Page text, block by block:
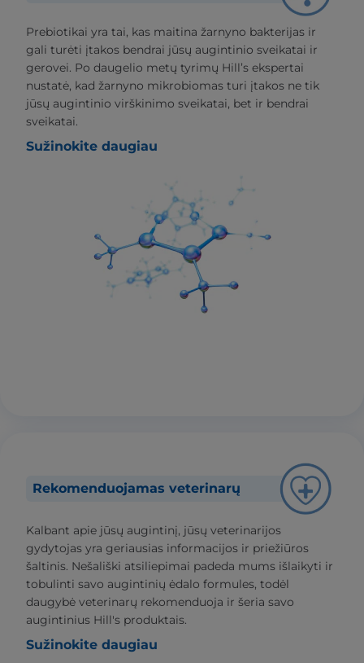
Prebiotikai yra tai, kas maitina žarnyno bakterijas ir
gali turėti įtakos bendrai jūsų augintinio sveikatai ir
gerovei. Po daugelio metų tyrimų Hill’s ekspertai
nustatė, kad žarnyno mikrobiomas turi įtakos ne tik
jūsų augintinio virškinimo sveikatai, bet ir bendrai
sveikatai.
Sužinokite daugiau
Rekomenduojamas veterinarų
Kalbant apie jūsų augintinį, jūsų veterinarijos
gydytojas yra geriausias informacijos ir priežiūros
šaltinis. Nešališki atsiliepimai padeda mums išlaikyti ir
tobulinti savo augintinių ėdalo formules, todėl
daugybė veterinarų rekomenduoja ir šeria savo
augintinius Hill's produktais.
Sužinokite daugiau